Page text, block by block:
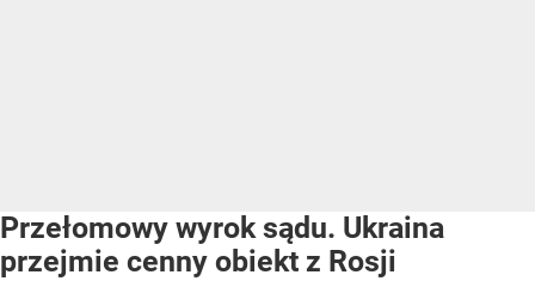
Przełomowy wyrok sądu. Ukraina
przejmie cenny obiekt z Rosji